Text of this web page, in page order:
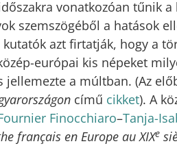
vonatkozóan tűnik
szemszögéből a hatások
kutatók azt firtatják, hogy a
európai kis népeket
jellemezte a múltban. (Az
című cikket). A
Finocchiaro–Tanja-
français en Europe au XIXe